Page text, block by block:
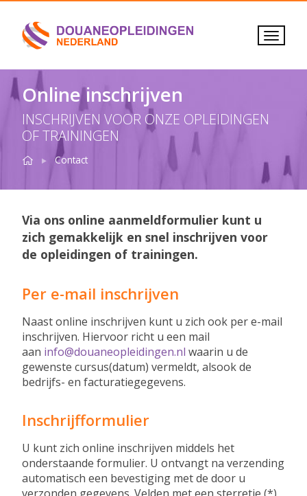
Online inschrijven
INSCHRIJVEN VOOR ONZE OPLEIDINGEN
OF TRAININGEN
HomeContact
Via ons online aanmeldformulier kunt u
zich gemakkelijk en snel inschrijven voor
de opleidingen of trainingen.
Per e-mail inschrijven
Naast online inschrijven kunt u zich ook per e-mail
inschrijven. Hiervoor richt u een mail
aan info@douaneopleidingen.nl waarin u de
gewenste cursus(datum) vermeldt, alsook de
bedrijfs- en facturatiegegevens.
Inschrijfformulier
U kunt zich online inschrijven middels het
onderstaande formulier. U ontvangt na verzending
automatisch een bevestiging met de door u